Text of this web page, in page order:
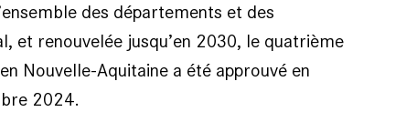
des départements et des
et renouvelée jusqu’en 2030, le quatrième
Nouvelle-Aquitaine a été approuvé en
2024.